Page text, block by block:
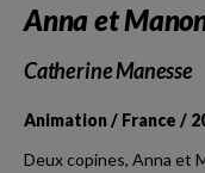
Anna et
Catherine Manesse
Animation / France /
Deux copines, Anna et